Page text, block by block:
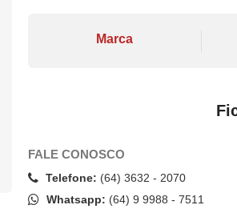
Marca
FALE CONOSCO
Telefone: (64) 3632 - 2070
Whatsapp: (64) 9 9988 - 7511